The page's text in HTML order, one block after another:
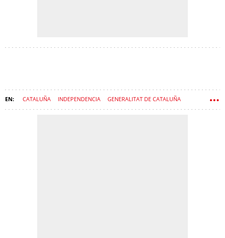
CATALUÑA INDEPENDENCIA GENERALITAT DE CATALUÑA